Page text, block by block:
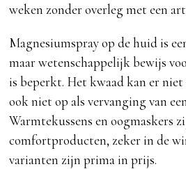
weken zonder overleg met een
Magnesiumspray op de huid is
maar wetenschappelijk bewijs
is beperkt. Het kwaad kan er niet
ook niet op als vervanging van
Warmtekussens en oogmaskers
comfortproducten, zeker in de
varianten zijn prima in prijs.